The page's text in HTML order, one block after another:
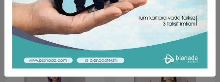
ve sizlerin beğenisine sunulmuştur.
Benzer Ürünler